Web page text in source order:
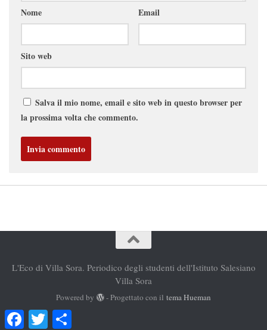
Nome Email
Sito web
Salva il mio nome, email e sito web in questo browser per
la prossima volta che commento.
L'Eco di Villa Sora. Periodico degli studenti dell'Istituto Salesiano
Villa Sora
Powered by - Progettato con iltema Hueman
FacebookTwitter